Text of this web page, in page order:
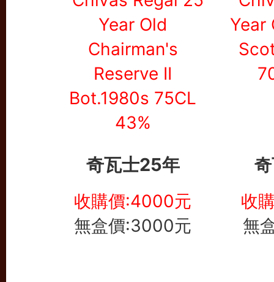
奇瓦士25年
收購價:4000元
無盒價:3000元
收
無